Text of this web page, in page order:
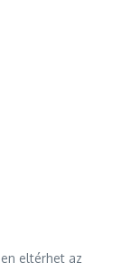
eltérhet az